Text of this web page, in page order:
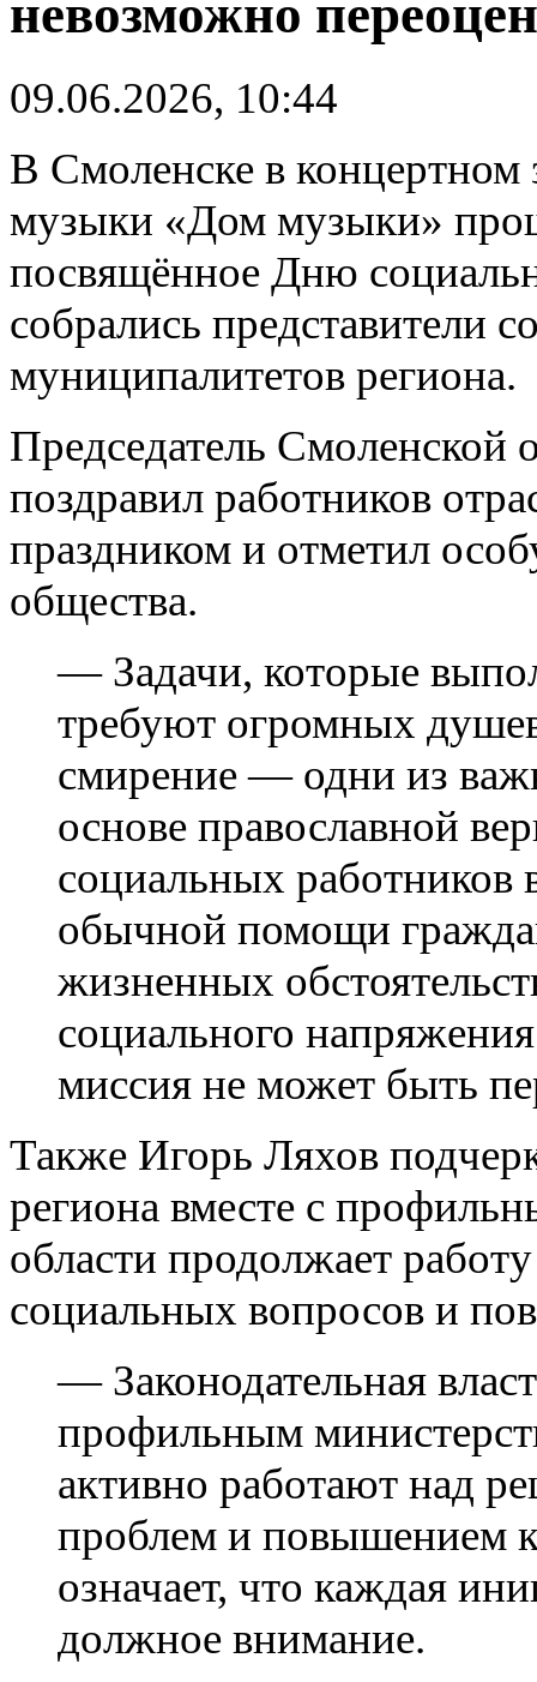
невозможно
09.06.2026, 10:44
В Смоленске в концертном
музыки «Дом музыки»
посвящённое Дню
собрались представители
муниципалитетов региона.
Председатель
поздравил работников
праздником и отметил
общества.
— Задачи, которые
требуют огромных
смирение — одни из
основе православной
социальных работников
обычной помощи
жизненных
социального
миссия не может быть
Также Игорь Ляхов
региона вместе с
области продолжает
социальных вопросов и
— Законодательная
профильным
активно работают над
проблем и повышением
означает, что каждая
должное внимание.